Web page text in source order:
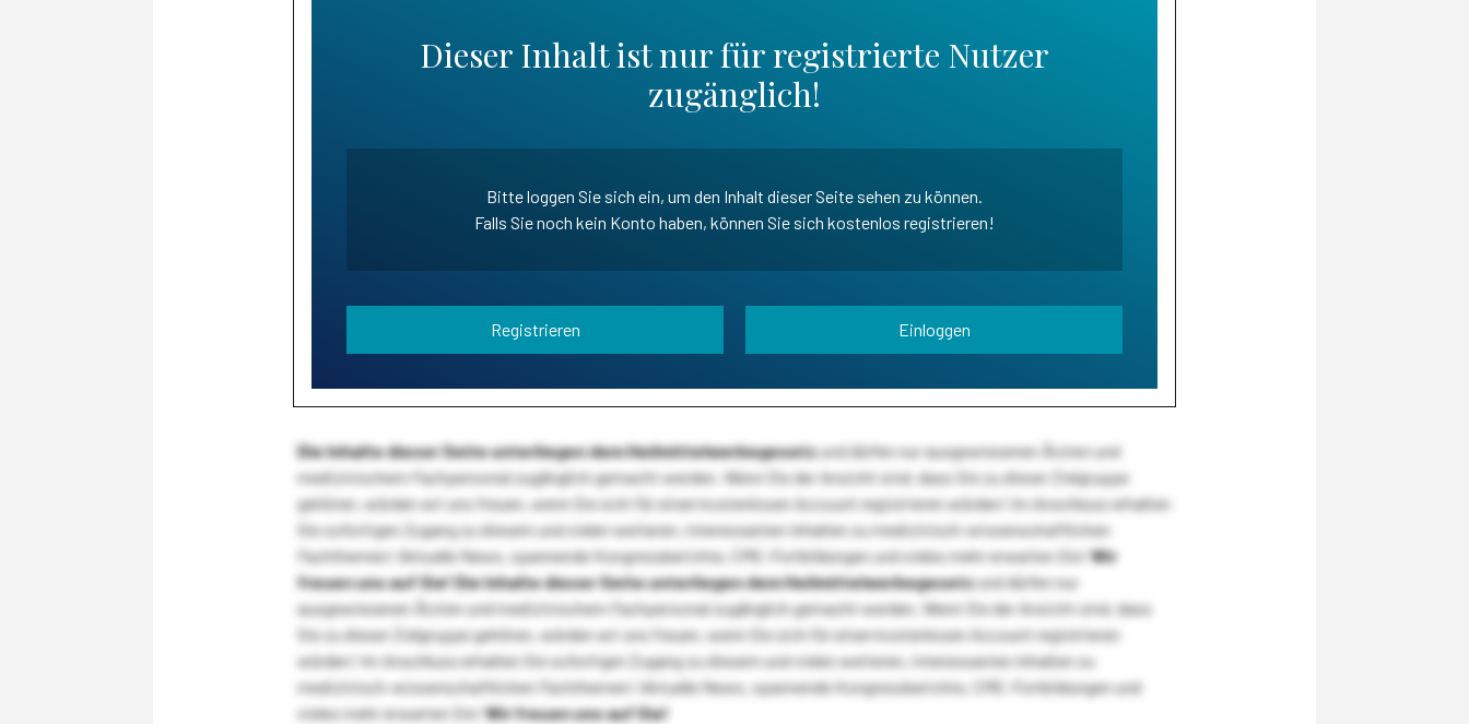
Dieser Inhalt ist nur für registrierte Nutzer
zugänglich!
Bitte loggen Sie sich ein, um den Inhalt dieser Seite sehen zu können.
Falls Sie noch kein Konto haben, können Sie sich kostenlos registrieren!
Registrieren Einloggen
Die Inhalte dieser Seite unterliegen dem Heilmittelwerbegesetzund dürfen nur ausgewiesenen Ärzten und
medizinischem Fachpersonal zugänglich gemacht werden. Wenn Sie der Ansicht sind, dass Sie zu dieser Zielgruppe
gehören, würden wir uns freuen, wenn Sie sich für einen kostenlosen Account registrieren würden! Im Anschluss erhalten
Sie sofortigen Zugang zu diesem und vielen weiteren, interessanten Inhalten zu medizinisch-wissenschaftlichen
Fachthemen! Aktuelle News, spannende Kongressberichte, CME-Fortbildungen und vieles mehr erwarten Sie!Wir
freuen uns auf Sie!Die Inhalte dieser Seite unterliegen dem Heilmittelwerbegesetzund dürfen nur
ausgewiesenen Ärzten und medizinischem Fachpersonal zugänglich gemacht werden. Wenn Sie der Ansicht sind, dass
Sie zu dieser Zielgruppe gehören, würden wir uns freuen, wenn Sie sich für einen kostenlosen Account registrieren
würden! Im Anschluss erhalten Sie sofortigen Zugang zu diesem und vielen weiteren, interessanten Inhalten zu
medizinisch-wissenschaftlichen Fachthemen! Aktuelle News, spannende Kongressberichte, CME-Fortbildungen und
vieles mehr erwarten Sie!Wir freuen uns auf Sie!